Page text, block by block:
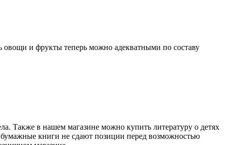
овощи и фрукты теперь можно адекватными по составу
Также в нашем магазине можно купить литературу о детях
книги не сдают позиции перед возможностью